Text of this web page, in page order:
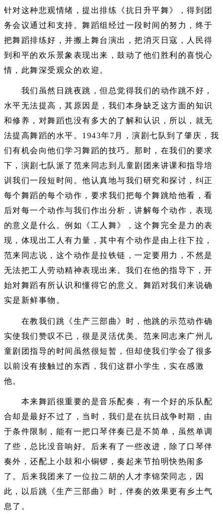
针对这种悲观情绪，提出排练《抗日升平舞》，得到团
务会议通过和支持。舞蹈组经过一段时间的努力，终于
把舞蹈排练好，并搬上舞台演出，把消灭日寇，人民得
到和平的欢乐景象表现出来，鼓动了他们胜利的喜悦心
情，此舞深受观众的欢迎。
我们虽然日跳夜跳，但总觉得我们的动作跳不好，
水平无法提高，其原因是，我们本身缺乏这方面的知识
和修养，对舞蹈也没有多大的了解和认识，所以，就无
法提高舞蹈的水平。1943年7月，演剧七队到了肇庆，我
们有机会向他们学习舞蹈的技巧。那时，在我们的要求
下，演剧七队派了范来同志到儿童剧团来讲课和指导培
训我们一段短时间。他认真地与我们研究和探讨，纠正
每个舞蹈的每个动作，要求我们把每个舞跳给他看，看
后对每一个动作与我们作出分析，讲解每个动作，表现
的意义是什么。例如《工人舞》，这个舞完全是力的表
现，体现出工人有力量，其中有个动作是由上往下拉，
范来同志说，这个动作是拉铁链，一定要用力，不然是
无法把工人劳动精神表现出来。我们在他的指导下，开
始对舞蹈有所认识和懂得它的意义。舞蹈对我们来说确
实是新鲜事物。
在教我们跳《生产三部曲》时，他跳的示范动作确
实使我们赞叹不已，很是灵活优美。范来同志来广州儿
童剧团指导的时间虽然很短暂，但却使我们学会了很多
以前没有接触过的东西，我们这群小学生，实在感激
他。
本来舞蹈很重要的是音乐配奏，有一个好的乐队配
合却是最好不过了，当时，我们是在抗日战争时期，由
于条件限制，能有一把口琴伴奏已是不简单，虽然单调
了些，总比没音响好。后来有了一些改进，除了口琴伴
奏外，还配上小鼓和小铜锣，奏起来节拍明快热闹多
了。后来我团来了一位拉二胡的人才李锦荣同志，因
此，以后跳《生产三部曲》时，伴奏的效果更有乡土气
息了。